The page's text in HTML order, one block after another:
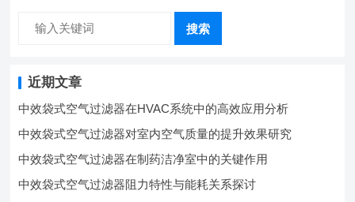
搜索
近期文章
中效袋式空气过滤器在HVAC系统中的高效应用分析
中效袋式空气过滤器对室内空气质量的提升效果研究
中效袋式空气过滤器在制药洁净室中的关键作用
中效袋式空气过滤器阻力特性与能耗关系探讨